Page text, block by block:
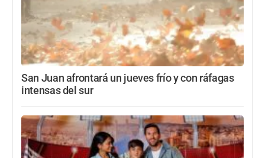
San Juan afrontará un jueves frío y con ráfagas
intensas del sur